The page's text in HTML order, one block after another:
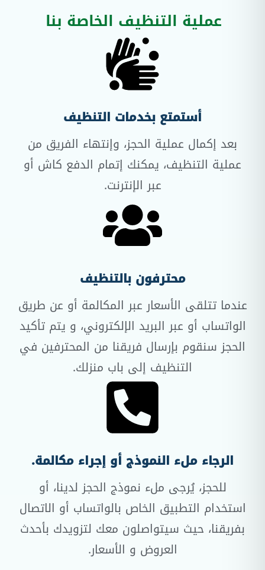
عملية التنظيف الخاصة بنا
أستمتع بخدمات التنظيف
بعد إكمال عملية الحجز، وإنتهاء الفريق من
عملية التنظيف، يمكنك إتمام الدفع كاش أو
عبر الإنترنت.
محترفون بالتنظيف
عندما تتلقى الأسعار عبر المكالمة أو عن طريق
الواتساب أو عبر البريد الإلكتروني، و يتم تأكيد
الحجز سنقوم بإرسال فريقنا من المحترفين في
التنظيف إلى باب منزلك.
الرجاء ملء النموذج أو إجراء مكالمة.
للحجز، يُرجى ملء نموذج الحجز لدينا، أو
استخدام التطبيق الخاص بالواتساب أو الاتصال
بفريقنا، حيث سيتواصلون معك لتزويدك بأحدث
العروض و الأسعار.